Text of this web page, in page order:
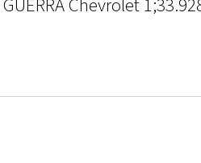
Chevrolet